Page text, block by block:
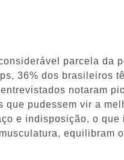
parcela da
36% dos brasileiros
notaram
que pudessem vir a
e indisposição, o
equilibram